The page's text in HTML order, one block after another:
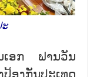
ະ
ເອກ ຟານວັນ
ງກັນປະເທດ